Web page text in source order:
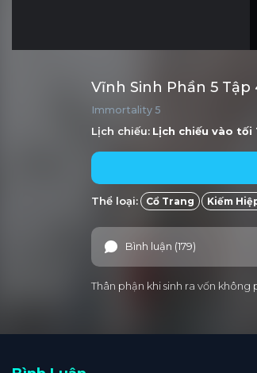
Vĩnh Sinh Phần 5
Immortality 5
Lịch chiếu: Lịch chiếu vào tối
Thể loại: Cổ Trang Kiếm
Bình luận (179)
Thân phận khi sinh ra vốn